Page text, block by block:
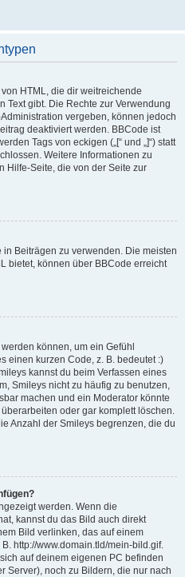
HTML, die dir weitreichende
Text gibt. Die Rechte zur Verwendung
vergeben, können jedoch
deaktiviert werden. BBCode ist
Tags von eckigen („[“ und „]“) statt
Weitere Informationen zu
Hilfe-Seite, die von der Seite zur
Beiträgen zu verwenden. Die meisten
bietet, können über BBCode erreicht
können, um ein Gefühl
einen kurzen Code, z. B. bedeutet :)
kannst du beim Verfassen eines
Smileys nicht zu häufig zu benutzen,
machen und ein Moderator könnte
oder gar komplett löschen.
Anzahl der Smileys begrenzen, die du
werden. Wenn die
kannst du das Bild auch direkt
Bild verlinken, das auf einem
http://www.domain.tld/mein-bild.gif.
auf deinem eigenen PC befinden
Server), noch zu Bildern, die nur nach